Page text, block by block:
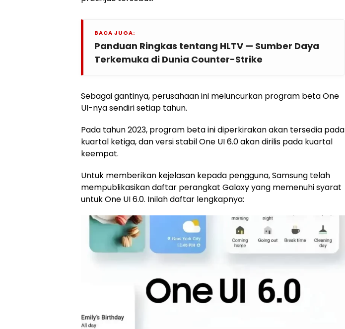
BACA JUGA:
Panduan Ringkas tentang HLTV — Sumber Daya
Terkemuka di Dunia Counter-Strike
Sebagai gantinya, perusahaan ini meluncurkan program beta One
UI-nya sendiri setiap tahun.
Pada tahun 2023, program beta ini diperkirakan akan tersedia pada
kuartal ketiga, dan versi stabil One UI 6.0 akan dirilis pada kuartal
keempat.
Untuk memberikan kejelasan kepada pengguna, Samsung telah
mempublikasikan daftar perangkat Galaxy yang memenuhi syarat
untuk One UI 6.0. Inilah daftar lengkapnya: